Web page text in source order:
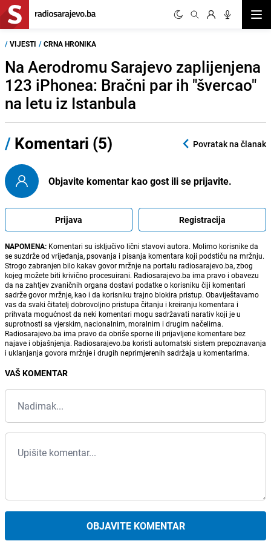
/ VIJESTI / CRNA HRONIKA
Na Aerodromu Sarajevo zaplijenjena
123 iPhonea: Bračni par ih "švercao"
na letu iz Istanbula
/ Komentari (5) Povratak na članak
Objavite komentar kao gost ili se prijavite.
Prijava Registracija
NAPOMENA: Komentari su isključivo lični stavovi autora. Molimo korisnike da
se suzdrže od vrijeđanja, psovanja i pisanja komentara koji podstiču na mržnju.
Strogo zabranjen bilo kakav govor mržnje na portalu radiosarajevo.ba, zbog
kojeg možete biti krivično procesuirani. Radiosarajevo.ba ima pravo i obavezu
da na zahtjev zvaničnih organa dostavi podatke o korisniku čiji komentari
sadrže govor mržnje, kao i da korisniku trajno blokira pristup. Obaviještavamo
vas da svaki čitatelj dobrovoljno pristupa čitanju i kreiranju komentara i
prihvata mogućnost da neki komentari mogu sadržavati narativ koji je u
suprotnosti sa vjerskim, nacionalnim, moralnim i drugim načelima.
Radiosarajevo.ba ima pravo da obriše sporne ili prijavljene komentare bez
najave i objašnjenja. Radiosarajevo.ba koristi automatski sistem prepoznavanja
i uklanjanja govora mržnje i drugih neprimjerenih sadržaja u komentarima.
VAŠ KOMENTAR
OBJAVITE KOMENTAR